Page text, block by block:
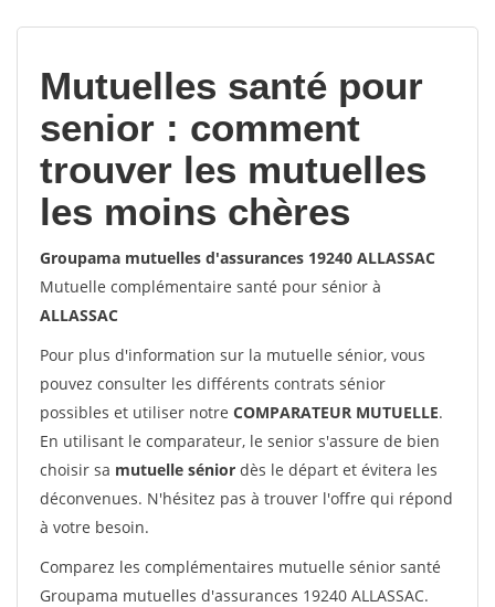
Mutuelles santé pour
senior : comment
trouver les mutuelles
les moins chères
Groupama mutuelles d'assurances 19240 ALLASSAC
Mutuelle complémentaire santé pour sénior à
ALLASSAC
Pour plus d'information sur la mutuelle sénior, vous
pouvez consulter les différents contrats sénior
possibles et utiliser notre COMPARATEUR MUTUELLE.
En utilisant le comparateur, le senior s'assure de bien
choisir sa mutuelle sénior dès le départ et évitera les
déconvenues. N'hésitez pas à trouver l'offre qui répond
à votre besoin.
Comparez les complémentaires mutuelle sénior santé
Groupama mutuelles d'assurances 19240 ALLASSAC.